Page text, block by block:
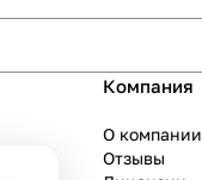
Компания
О компании
Отзывы